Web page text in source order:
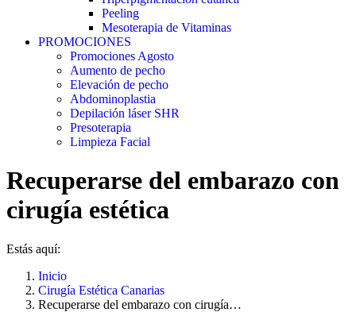
Peeling
Mesoterapia de Vitaminas
PROMOCIONES
Promociones Agosto
Aumento de pecho
Elevación de pecho
Abdominoplastia
Depilación láser SHR
Presoterapia
Limpieza Facial
Recuperarse del embarazo con
cirugía estética
Estás aquí:
Inicio
Cirugía Estética Canarias
Recuperarse del embarazo con cirugía…